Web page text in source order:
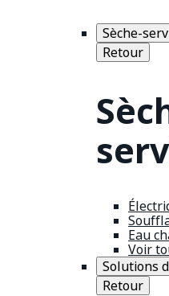
Sèche-
Retour
Eau
Voir
Solutions
Retour